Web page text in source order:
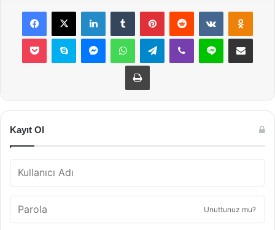
Facebook
X LinkedInTumblr PinterestReddit VKontakte
Pocket Skype MessengerWhatsAppTelegramViber Line E-Posta ile
Yazdır
Kayıt Ol
Unuttunuz mu?